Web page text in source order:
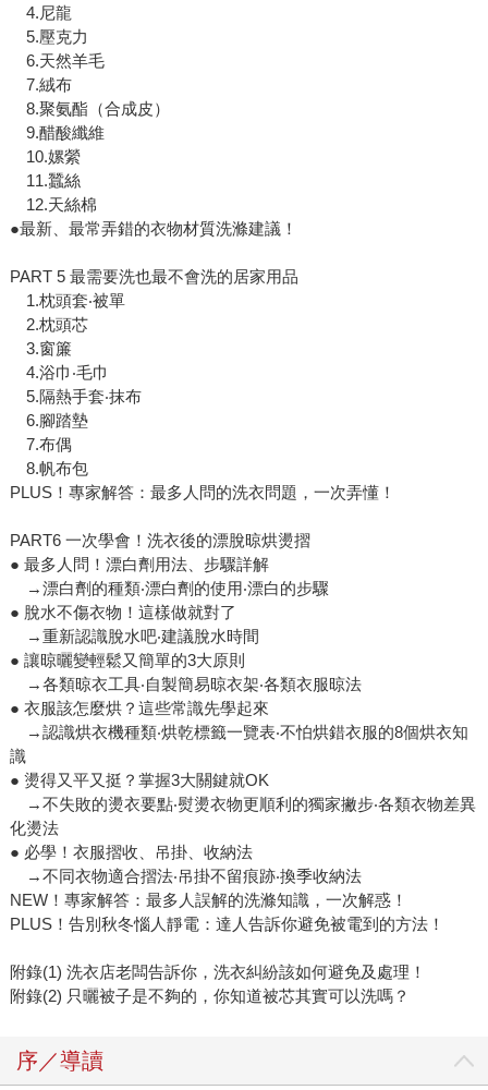
4.尼龍
5.壓克力
6.天然羊毛
7.絨布
8.聚氨酯（合成皮）
9.醋酸纖維
10.嫘縈
11.蠶絲
12.天絲棉
●最新、最常弄錯的衣物材質洗滌建議！
PART 5 最需要洗也最不會洗的居家用品
1.枕頭套‧被單
2.枕頭芯
3.窗簾
4.浴巾‧毛巾
5.隔熱手套‧抹布
6.腳踏墊
7.布偶
8.帆布包
PLUS！專家解答：最多人問的洗衣問題，一次弄懂！
PART6 一次學會！洗衣後的漂脫晾烘燙摺
● 最多人問！漂白劑用法、步驟詳解
→漂白劑的種類‧漂白劑的使用‧漂白的步驟
● 脫水不傷衣物！這樣做就對了
→重新認識脫水吧‧建議脫水時間
● 讓晾曬變輕鬆又簡單的3大原則
→各類晾衣工具‧自製簡易晾衣架‧各類衣服晾法
● 衣服該怎麼烘？這些常識先學起來
→認識烘衣機種類‧烘乾標籤一覽表‧不怕烘錯衣服的8個烘衣知
識
● 燙得又平又挺？掌握3大關鍵就OK
→不失敗的燙衣要點‧熨燙衣物更順利的獨家撇步‧各類衣物差異
化燙法
● 必學！衣服摺收、吊掛、收納法
→不同衣物適合摺法‧吊掛不留痕跡‧換季收納法
NEW！專家解答：最多人誤解的洗滌知識，一次解惑！
PLUS！告別秋冬惱人靜電：達人告訴你避免被電到的方法！
附錄(1) 洗衣店老闆告訴你，洗衣糾紛該如何避免及處理！
附錄(2) 只曬被子是不夠的，你知道被芯其實可以洗嗎？
序／導讀